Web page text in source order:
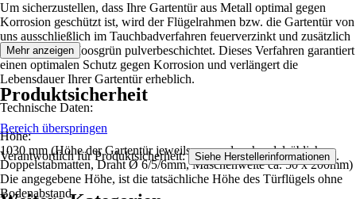
Um sicherzustellen, dass Ihre Gartentür aus Metall optimal gegen
Korrosion geschützt ist, wird der Flügelrahmen bzw. die Gartentür von
uns ausschließlich im Tauchbadverfahren feuerverzinkt und zusätzlich
in RAL 6005 Moosgrün pulverbeschichtet. Dieses Verfahren garantiert
einen optimalen Schutz gegen Korrosion und verlängert die
Lebensdauer Ihrer Gartentür erheblich.
Technische Daten:
Höhe:
1030 mm (Höhe der Gartentür jeweils passend zu handelsüblichen
Doppelstabmatten, Draht Ø 6/5/6mm, Maschenweite ca. 50 x 200mm)
Die angegebene Höhe, ist die tatsächliche Höhe des Türflügels ohne
Bodenabstand.
Mehr anzeigen
Produktsicherheit
Bereich überspringen
Verantwortlich für Produktsicherheit: Siehe Herstellerinformationen .